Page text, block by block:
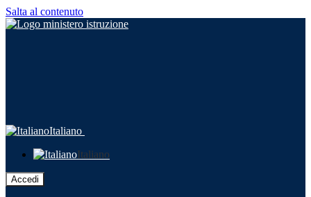
Salta al contenuto
Italiano
Italiano
Accedi